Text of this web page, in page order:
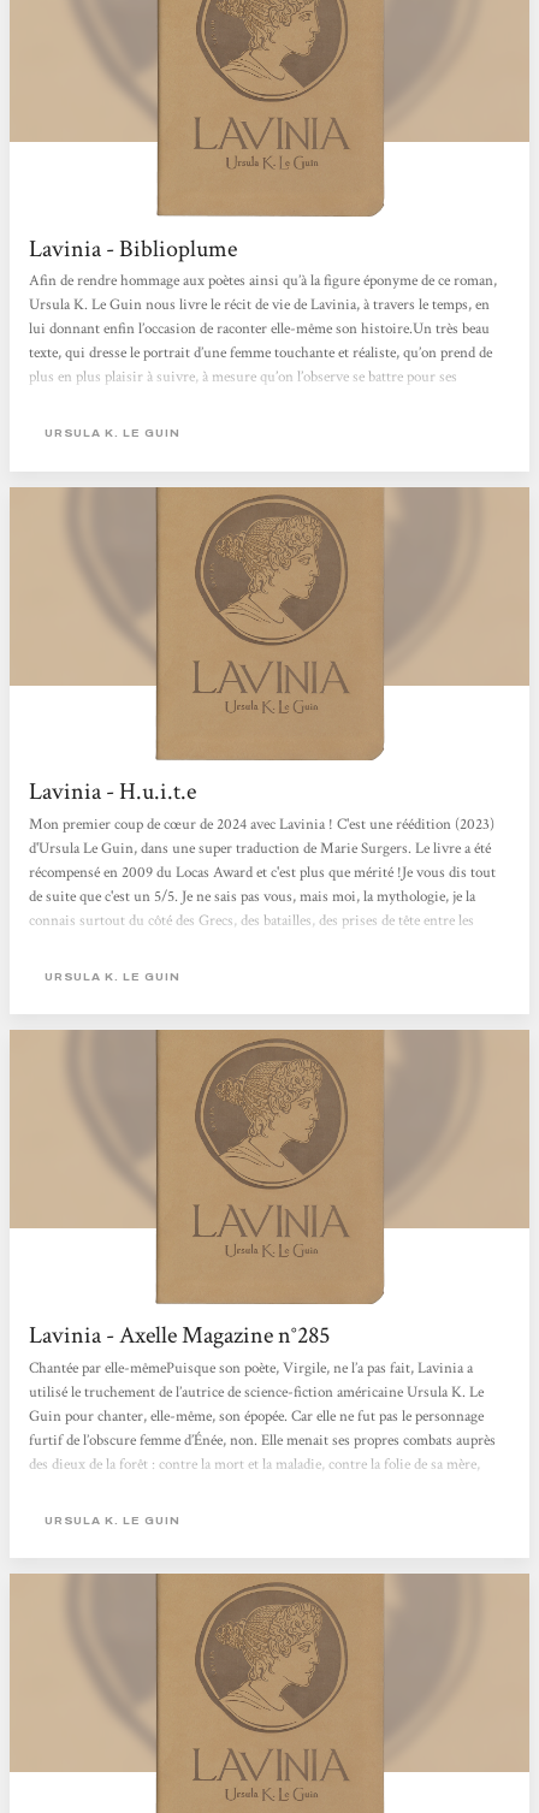
Lavinia - Biblioplume
Afin de rendre hommage aux poètes ainsi qu’à la figure éponyme de ce roman,
Ursula K. Le Guin nous livre le récit de vie de Lavinia, à travers le temps, en
lui donnant enfin l’occasion de raconter elle-même son histoire.Un très beau
texte, qui dresse le portrait d’une femme touchante et réaliste, qu’on prend de
plus en plus plaisir à suivre, à mesure qu’on l’observe se battre pour ses
toujours évidente à tenir, elle ne se laisse pas démonter et fait montre d’une
URSULA K. LE GUIN
Lavinia - H.u.i.t.e
Mon premier coup de cœur de 2024 avec Lavinia ! C'est une réédition (2023)
d'Ursula Le Guin, dans une super traduction de Marie Surgers. Le livre a été
récompensé en 2009 du Locas Award et c'est plus que mérité !Je vous dis tout
de suite que c'est un 5/5. Je ne sais pas vous, mais moi, la mythologie, je la
connais surtout du côté des Grecs, des batailles, des prises de tête entre les
les dieux sont restés loin derrière avec l'Énéide et la Guerre de Troie, on a
URSULA K. LE GUIN
Lavinia - Axelle Magazine n°285
Chantée par elle-mêmePuisque son poète, Virgile, ne l’a pas fait, Lavinia a
utilisé le truchement de l’autrice de science-fiction américaine Ursula K. Le
Guin pour chanter, elle-même, son épopée. Car elle ne fut pas le personnage
furtif de l’obscure femme d’Énée, non. Elle menait ses propres combats auprès
des dieux de la forêt : contre la mort et la maladie, contre la folie de sa mère,
chaque ligne de son destin, y compris son compagnon Énée – le survivant
URSULA K. LE GUIN